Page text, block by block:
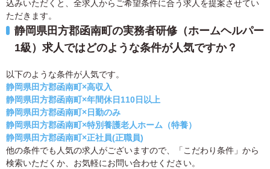
込みいただくと、全求人からご希望条件に合う求人を提案させてい
ただきます。
静岡県田方郡函南町の実務者研修（ホームヘルパー
1級）求人ではどのような条件が人気ですか？
以下のような条件が人気です。
静岡県田方郡函南町×高収入
静岡県田方郡函南町×年間休日110日以上
静岡県田方郡函南町×日勤のみ
静岡県田方郡函南町×特別養護老人ホーム（特養）
静岡県田方郡函南町×正社員(正職員)
他の条件でも人気の求人がございますので、「こだわり条件」から
検索いただくか、お気軽にお問い合わせください。